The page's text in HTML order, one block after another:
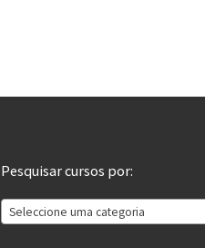
Pesquisar cursos por:
Seleccione uma categoria